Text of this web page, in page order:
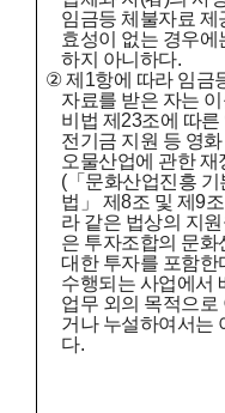
임금등 체불자료 제
효성이 없는 경우에
하지 아니하다.
②제 1항에 따라 임금
자료를 받은 자는
비법 제 23조에 따른
전기금 지원 등 영화
오물산업에 관한 재
(「 문화산업진흥 기
법 」 제8조 및 제9
라 같은 법상의 지
은 투자조합의 문화
대한 투자를 포함한
수행되는 사업에서
업무 외의 목적으로
거나 누설하여서는
다.